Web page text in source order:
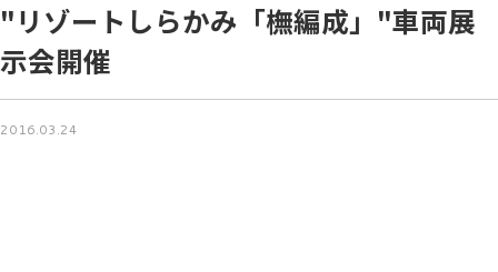
"リゾートしらかみ「橅編成」"車両展
示会開催
2016.03.24